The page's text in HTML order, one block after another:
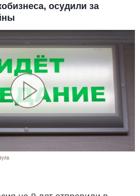
осудили за